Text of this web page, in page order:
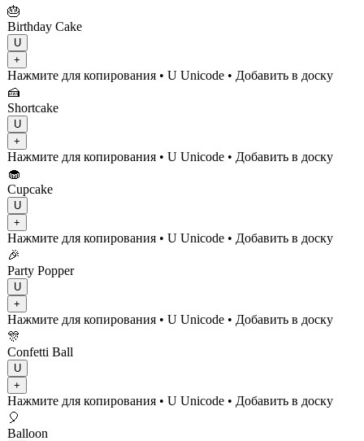
🎂
Birthday Cake
U
+
Нажмите для копирования • U Unicode • Добавить в доску
🍰
Shortcake
U
+
Нажмите для копирования • U Unicode • Добавить в доску
🧁
Cupcake
U
+
Нажмите для копирования • U Unicode • Добавить в доску
🎉
Party Popper
U
+
Нажмите для копирования • U Unicode • Добавить в доску
🎊
Confetti Ball
U
+
Нажмите для копирования • U Unicode • Добавить в доску
🎈
Balloon